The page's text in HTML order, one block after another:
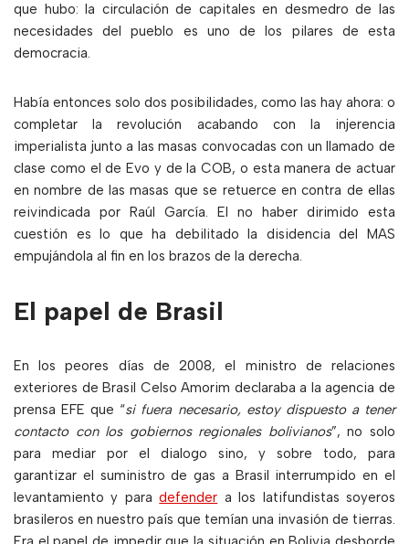
que hubo: la circulación de capitales en desmedro de las
necesidades del pueblo es uno de los pilares de esta
democracia.
Había entonces solo dos posibilidades, como las hay ahora: o
completar la revolución acabando con la injerencia
imperialista junto a las masas convocadas con un llamado de
clase como el de Evo y de la COB, o esta manera de actuar
en nombre de las masas que se retuerce en contra de ellas
reivindicada por Raúl García. El no haber dirimido esta
cuestión es lo que ha debilitado la disidencia del MAS
empujándola al fin en los brazos de la derecha.
El papel de Brasil
En los peores días de 2008, el ministro de relaciones
exteriores de Brasil Celso Amorim declaraba a la agencia de
prensa EFE que “si fuera necesario, estoy dispuesto a tener
contacto con los gobiernos regionales bolivianos”, no solo
para mediar por el dialogo sino, y sobre todo, para
garantizar el suministro de gas a Brasil interrumpido en el
levantamiento y paradefender a los latifundistas soyeros
brasileros en nuestro país que temían una invasión de tierras.